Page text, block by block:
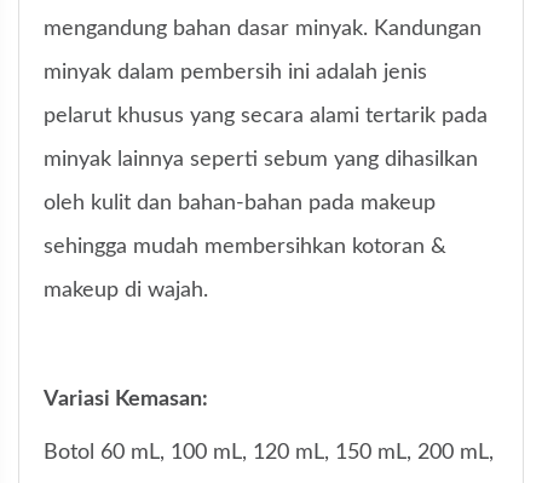
mengandung bahan dasar minyak. Kandungan
minyak dalam pembersih ini adalah jenis
pelarut khusus yang secara alami tertarik pada
minyak lainnya seperti sebum yang dihasilkan
oleh kulit dan bahan-bahan pada makeup
sehingga mudah membersihkan kotoran &
makeup di wajah.
Variasi Kemasan:
Botol 60 mL, 100 mL, 120 mL, 150 mL, 200 mL,